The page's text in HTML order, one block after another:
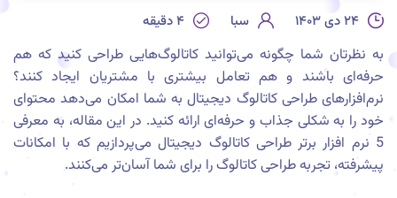
۲۴ دی ۱۴۰۳ سبا ۴دقیقه
به نظرتان شما چگونه می‌توانید کاتالوگ‌هایی طراحی کنید که هم
حرفه‌ای باشند و هم تعامل بیشتری با مشتریان ایجاد کنند؟
نرم‌افزارهای طراحی کاتالوگ دیجیتال به شما امکان می‌دهد محتوای
خود را به شکلی جذاب و حرفه‌ای ارائه کنید. در این مقاله، به معرفی
5 نرم افزار برتر طراحی کاتالوگ دیجیتال می‌پردازیم که با امکانات
پیشرفته، تجربه طراحی کاتالوگ را برای شما آسان‌تر می‌کنند.